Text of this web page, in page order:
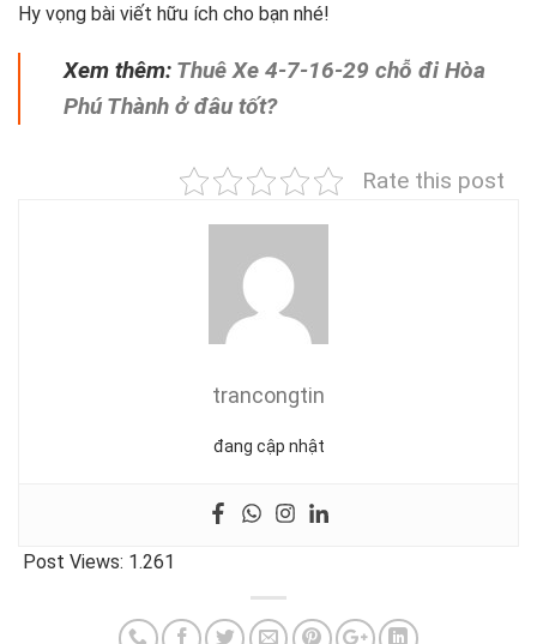
Hy vọng bài viết hữu ích cho bạn nhé!
Xem thêm: Thuê Xe 4-7-16-29 chỗ đi Hòa
Phú Thành ở đâu tốt?
Rate this post
trancongtin
đang cập nhật
Post Views: 1.261